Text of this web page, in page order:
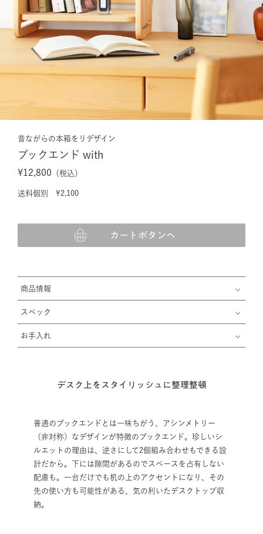
昔ながらの本箱をリデザイン
ブックエンド with
¥12,800 （税込）
送料個別 ¥2,100
カートボタンへ
商品情報
スペック
お手入れ
デスク上をスタイリッシュに整理整頓
普通のブックエンドとは一味ちがう、アシンメトリー
（非対称）なデザインが特徴のブックエンド。珍しいシ
ルエットの理由は、逆さにして2個組み合わせもできる設
計だから。下には隙間があるのでスペースを占有しない
配慮も。一台だけでも机の上のアクセントになり、その
先の使い方も可能性がある、気の利いたデスクトップ収
納。